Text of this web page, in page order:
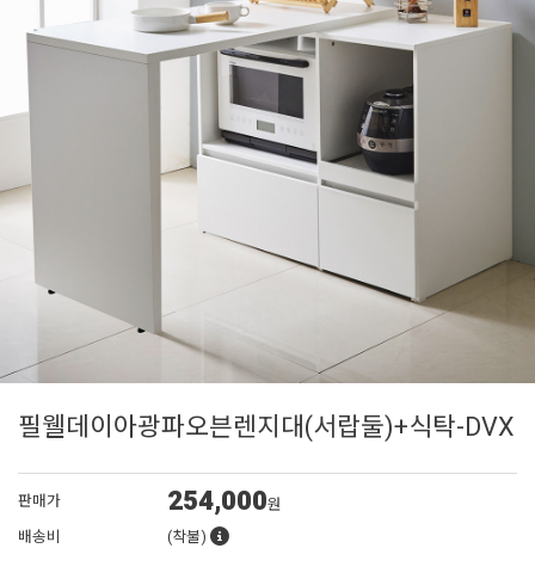
필웰데이아광파오븐렌지대(서랍둘)+식탁-DVX
판매가 254,000원
배송비
(착불)